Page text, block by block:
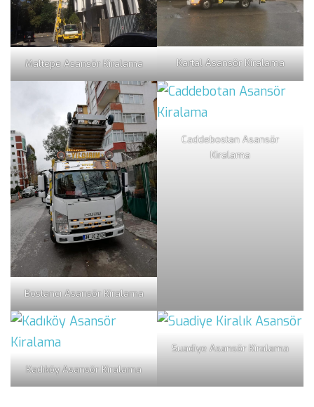
Maltepe Asansör Kiralama Kartal Asansör Kiralama
Bostancı Asansör Kiralama
Caddebostan Asansör
Kiralama
Kadıköy Asansör Kiralama
Suadiye Asansör Kiralama